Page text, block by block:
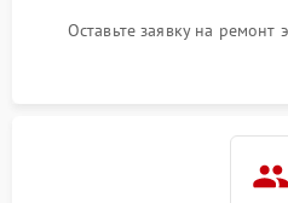
Оставьте заявку на ремонт